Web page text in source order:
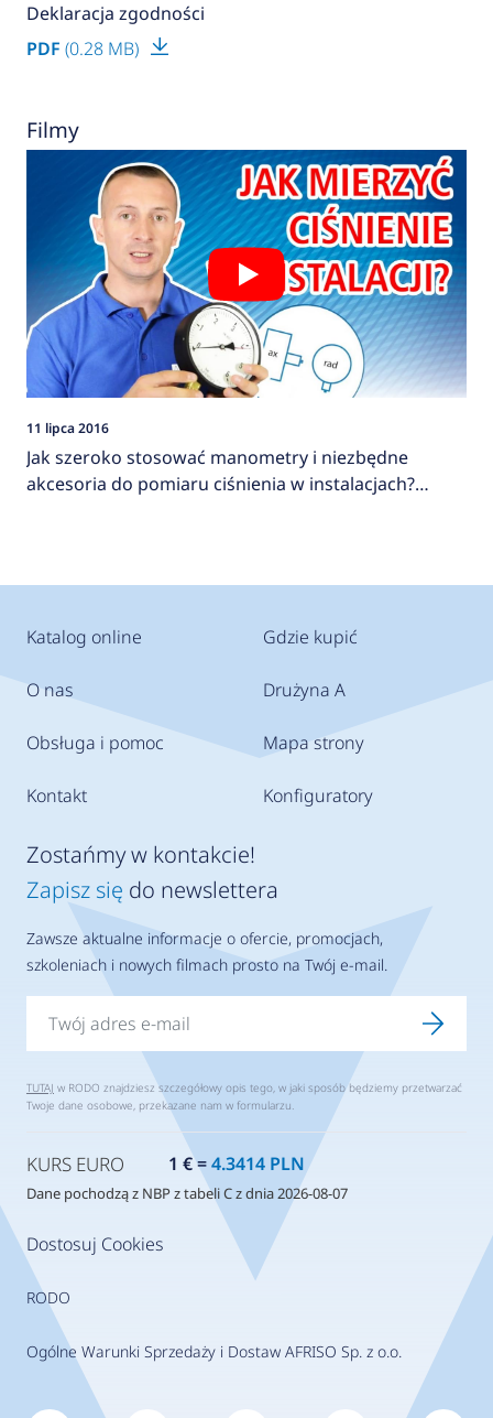
Deklaracja zgodności
PDF (0.28 MB)
Filmy
11 lipca 2016
Jak szeroko stosować manometry i niezbędne
akcesoria do pomiaru ciśnienia w instalacjach?
Katalog online
O nas
Obsługa i pomoc
Kontakt
Gdzie kupić
Drużyna A
Mapa strony
Konfiguratory
Dostosuj Cookies
RODO
Ogólne Warunki Sprzedaży i Dostaw AFRISO Sp. z o.o.
Zostańmy w kontakcie!
Zapisz się do newslettera
Zawsze aktualne informacje o ofercie, promocjach,
szkoleniach i nowych filmach prosto na Twój e-mail.
TUTAJ w RODO znajdziesz szczegółowy opis tego, w jaki sposób będziemy przetwarzać
Twoje dane osobowe, przekazane nam w formularzu.
KURS EURO 1 € =4.3414 PLN
Dane pochodzą z NBP z tabeli C z dnia 2026-08-07